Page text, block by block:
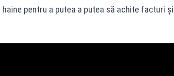
pentru a putea a putea să achite facturi și